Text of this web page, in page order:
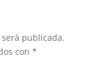
publicada.
con *